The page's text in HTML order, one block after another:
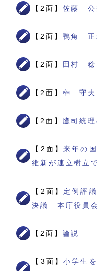
【2面】 佐藤 公
【2面】 鴨角 正
【2面】 田村 稔
【2面】 榊 守夫
【2面】 鷹司統
【2面】来年の
維新が連立樹立
【2面】 定例評
決議 本庁役員会
【2面】 論説
【3面】小学生